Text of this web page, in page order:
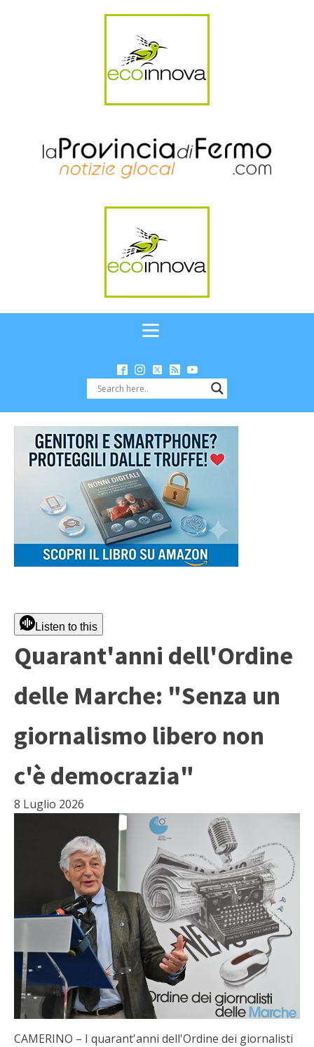
Listen to this
Quarant'anni dell'Ordine
delle Marche: "Senza un
giornalismo libero non
c'è democrazia"
8 Luglio 2026
CAMERINO – I quarant'anni dell'Ordine dei giornalisti